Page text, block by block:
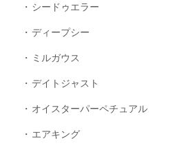
シードゥエラー
ディープシー
ミルガウス
デイトジャスト
オイスターパーペチュアル
エアキング